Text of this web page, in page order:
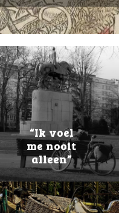
“Ik voel
me nooit
alleen”